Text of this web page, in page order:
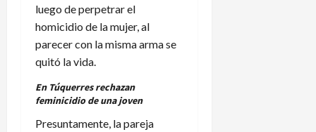
luego de perpetrar el
homicidio de la mujer, al
parecer con la misma arma se
quitó la vida.
En Túquerres rechazan
feminicidio de una joven
Presuntamente, la pareja